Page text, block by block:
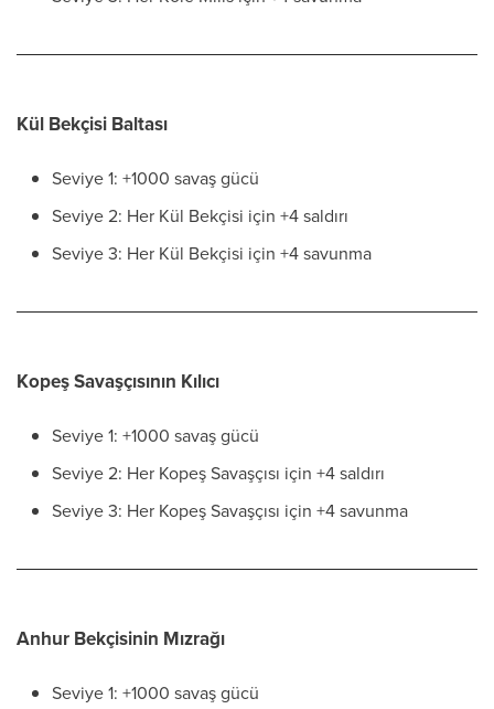
Kül Bekçisi Baltası
Seviye 1: +1000 savaş gücü
Seviye 2: Her Kül Bekçisi için +4 saldırı
Seviye 3: Her Kül Bekçisi için +4 savunma
Kopeş Savaşçısının Kılıcı
Seviye 1: +1000 savaş gücü
Seviye 2: Her Kopeş Savaşçısı için +4 saldırı
Seviye 3: Her Kopeş Savaşçısı için +4 savunma
Anhur Bekçisinin Mızrağı
Seviye 1: +1000 savaş gücü